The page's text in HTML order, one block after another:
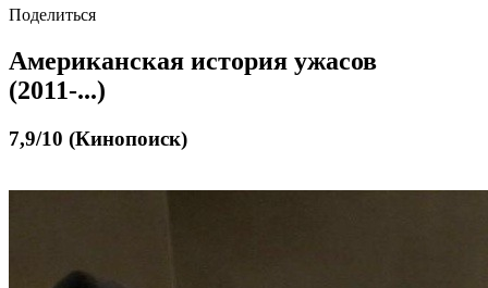
Поделиться
Американская история ужасов
(2011-...)
7,9/10 (Кинопоиск)